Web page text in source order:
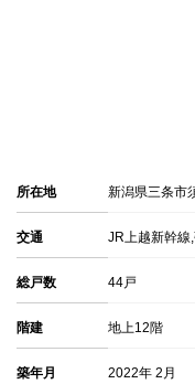
所在地 新潟県三条市
交通 JR上越新幹線
総戸数 44戸
階建 地上12階
築年月 2022年 2月